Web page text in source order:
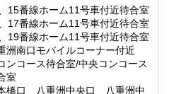
15番線ホーム11号車付近待合室
17番線ホーム11号車付近待合室
19番線ホーム11号車付近待合室
洲南口モバイルコーナー付近
ンコース待合室/中央コンコース
室
橋口 八重洲中央口 八重洲中